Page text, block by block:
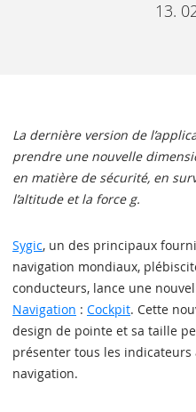
13.
La dernière version de
prendre une nouvelle
en matière de sécurité, en
l’altitude et la force g.
Sygic, un des principaux
navigation mondiaux,
conducteurs, lance une
Navigation : Cockpit. Cette
design de pointe et sa taille
présenter tous les
navigation.